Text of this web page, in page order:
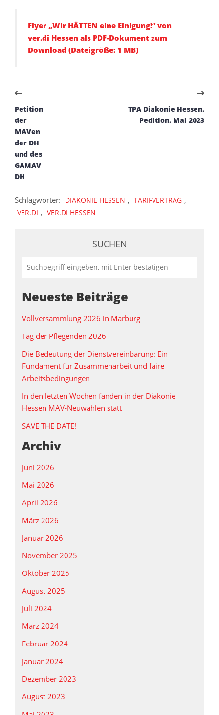
Flyer „Wir HÄTTEN eine Einigung!“ von
ver.di Hessen als PDF-Dokument zum
Download (Dateigröße: 1 MB)
Petition
der
MAVen
der DH
und des
GAMAV
DH
TPA Diakonie Hessen.
Pedition. Mai 2023
Schlagwörter: DIAKONIE HESSEN , TARIFVERTRAG ,
VER.DI , VER.DI HESSEN
SUCHEN
Neueste Beiträge
Vollversammlung 2026 in Marburg
Tag der Pflegenden 2026
Die Bedeutung der Dienstvereinbarung: Ein
Fundament für Zusammenarbeit und faire
Arbeitsbedingungen
In den letzten Wochen fanden in der Diakonie
Hessen MAV‑Neuwahlen statt
SAVE THE DATE!
Archiv
Juni 2026
Mai 2026
April 2026
März 2026
Januar 2026
November 2025
Oktober 2025
August 2025
Juli 2024
März 2024
Februar 2024
Januar 2024
Dezember 2023
August 2023